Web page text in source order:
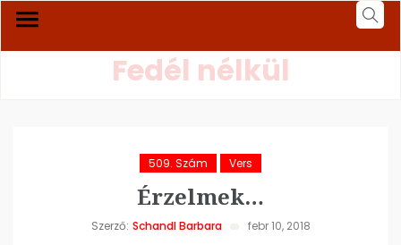
Fedél nélkül
509. Szám Vers
Érzelmek…
Szerző: Schandl Barbara febr 10, 2018